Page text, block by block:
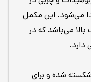
می‌شود. این مکمل
بالا می‌باشد که در
دارد.
شده و برای